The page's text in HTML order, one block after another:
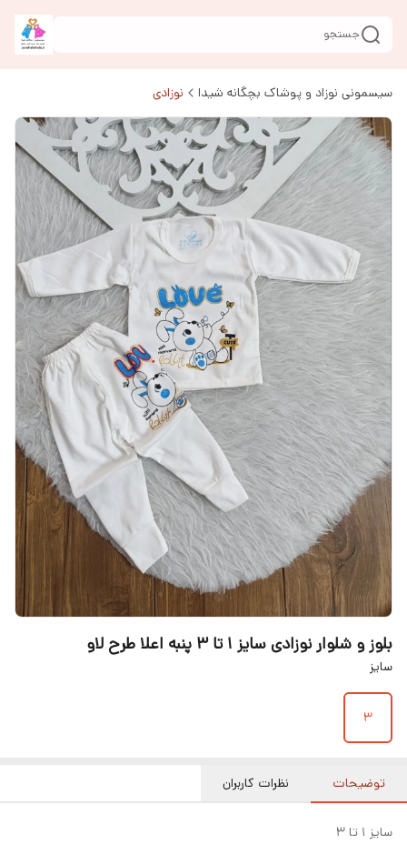
جستجو
سیسمونی نوزاد و پوشاک بچگانه شیدا نوزادی
بلوز و شلوار نوزادی سایز ۱ تا ۳ پنبه اعلا طرح لاو
سایز
۳
توضیحات نظرات کاربران
سایز ۱ تا ۳